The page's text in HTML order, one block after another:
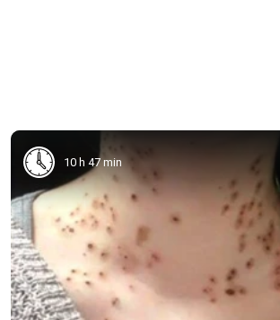
10 h 47 min